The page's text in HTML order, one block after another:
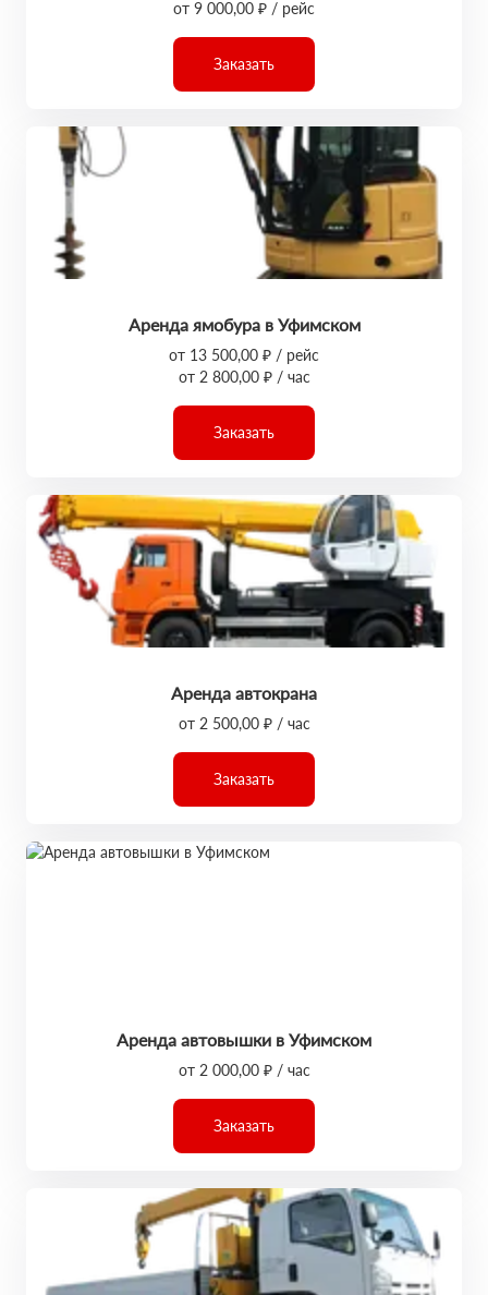
от 9 000,00 ₽ / рейс
Заказать
Аренда ямобура в Уфимском
от 13 500,00 ₽ / рейс
от 2 800,00 ₽ / час
Заказать
Аренда автокрана
от 2 500,00 ₽ / час
Заказать
Аренда автовышки в Уфимском
от 2 000,00 ₽ / час
Заказать